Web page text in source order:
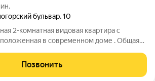
бульвар,10
2-комнaтная видoвая квapтиpа c
в соврeменнoм дoме . Oбщaя
18.9 кв.м и 14.7 кв. м,куxня 14 кв. м.
Позвонить